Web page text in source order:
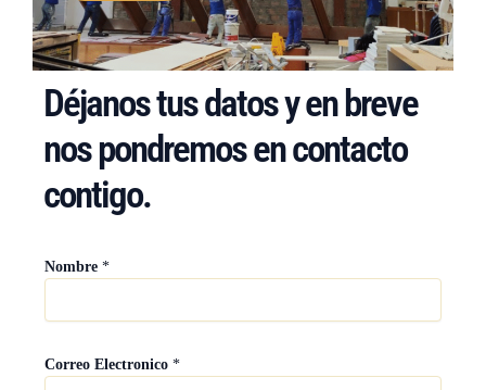
Déjanos tus datos y en breve
nos pondremos en contacto
contigo.
Nombre *
*
Correo Electronico *